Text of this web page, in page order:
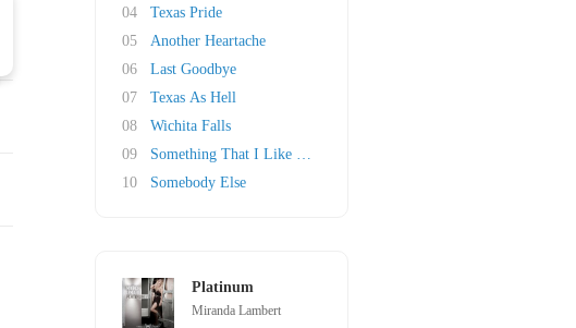
04
Texas Pride
05
Another Heartache
06
Last Goodbye
07
Texas As Hell
08
Wichita Falls
09
Something That I Like About a Honky Tonk
10
Somebody Else
Platinum
Miranda Lambert